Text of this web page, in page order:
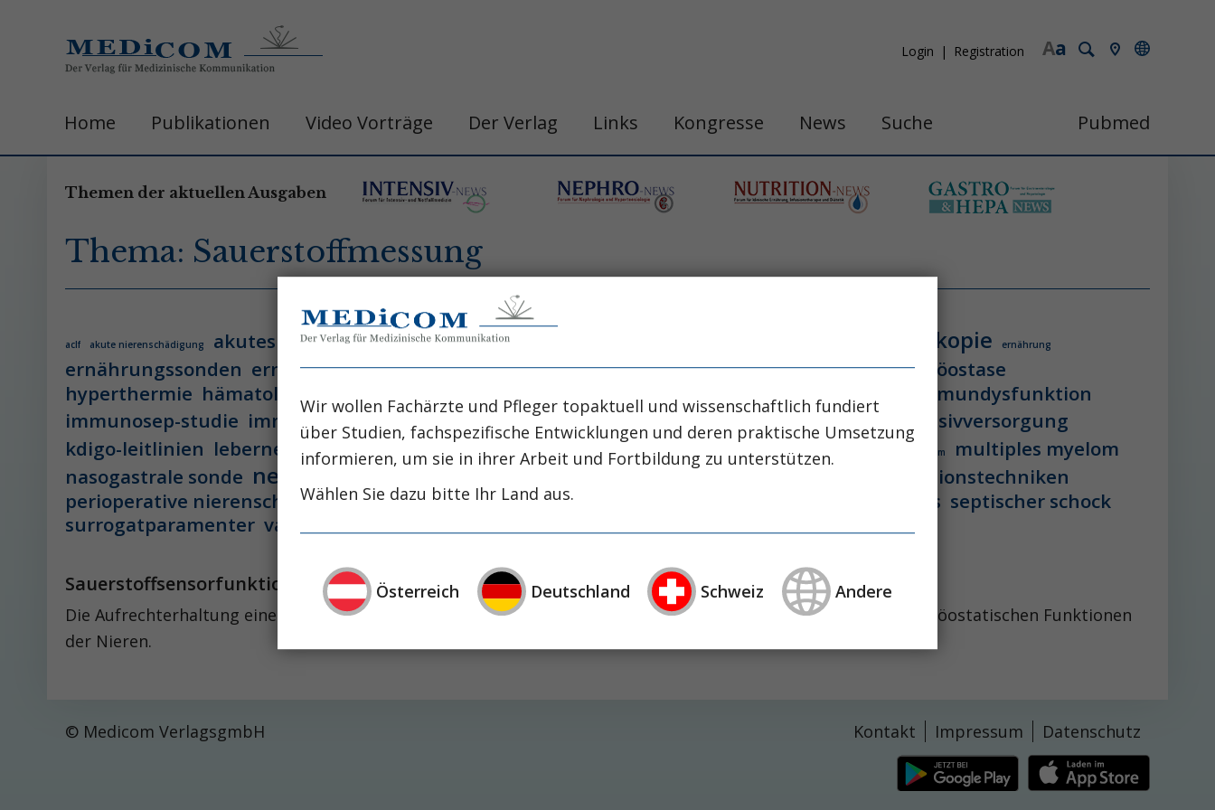
a
A
Login Registration
Home Publikationen Video Vorträge Der Verlag Links Kongresse News Suche Pubmed
Themen der aktuellen Ausgaben
Thema: Sauerstoffmessung
aclf akute nierenschädigung akutes leberversagen belastungshitzschlag endoskopie ernährung
ernährungssonden ernährungstherapie gastro&hepa-news hepatologie hitzschlag homöostase
hyperthermie hämatologie hämatologische neoplasie hämodynamische optimierung
immundysfunktion
immunosep-studie immuntherapie intensiv-news intensivmedizin intensivstation
intensivversorgung
kdigo-leitlinien lebernekrose leberzirrhose mangelernährung masld metabolische lebererkrankung mikrobiom
multiples myelom
nasogastrale sonde nephro-news nephrologie niereninsuffizienz
peg-implantationstechniken
perioperative nierenschädigung
präzisionstherapie sepsis septischer schock
surrogatparamenter vasopressortherapie
Sauerstoffsensorfunktion der Nieren
Die Aufrechterhaltung einer ausrei­ch­en­den Sauerstoffversorgung des Organismus ist eine der essentiellen homöostatischen Funktionen
der Nieren.
© Medicom VerlagsgmbH Kontakt Impressum Datenschutz
Wir wollen Fachärzte und Pfleger topaktuell und wissenschaftlich fundiert
über Studien, fachspezifische Entwicklungen und deren praktische Umsetzung
informieren, um sie in ihrer Arbeit und Fortbildung zu unterstützen.
Wählen Sie dazu bitte Ihr Land aus.
Österreich Deutschland Schweiz Andere